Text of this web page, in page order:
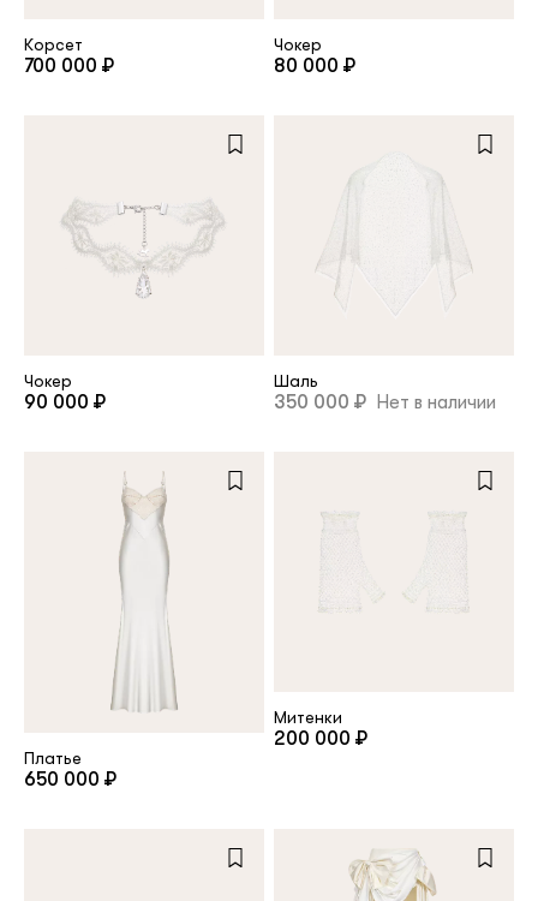
Корсет
700 000 ₽
Чокер
80 000 ₽
Чокер
90 000 ₽
Шаль
350 000 ₽ Нет в наличии
Платье
650 000 ₽
Митенки
200 000 ₽